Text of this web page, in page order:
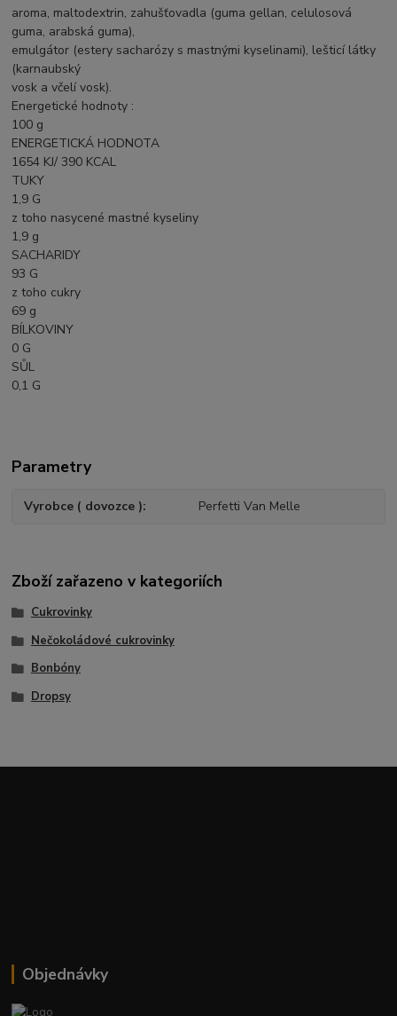
aroma, maltodextrin, zahušťovadla (guma gellan, celulosová
guma, arabská guma),
emulgátor (estery sacharózy s mastnými kyselinami), lešticí látky
(karnaubský
vosk a včelí vosk).
Energetické hodnoty :
100 g
ENERGETICKÁ HODNOTA
1654 KJ/ 390 KCAL
TUKY
1,9 G
z toho nasycené mastné kyseliny
1,9 g
SACHARIDY
93 G
z toho cukry
69 g
BÍLKOVINY
0 G
SŮL
0,1 G
Parametry
Vyrobce ( dovozce ) Perfetti Van Melle
Zboží zařazeno v kategoriích
Cukrovinky
Nečokoládové cukrovinky
Bonbóny
Dropsy
Objednávky